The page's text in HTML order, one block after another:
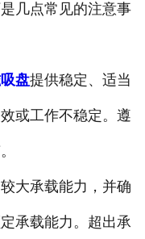
厂区一角
案例展示
几点常见的注意事
盘提供稳定、适当
或工作不稳定。遵
大承载能力，并确
承载能力。超出承